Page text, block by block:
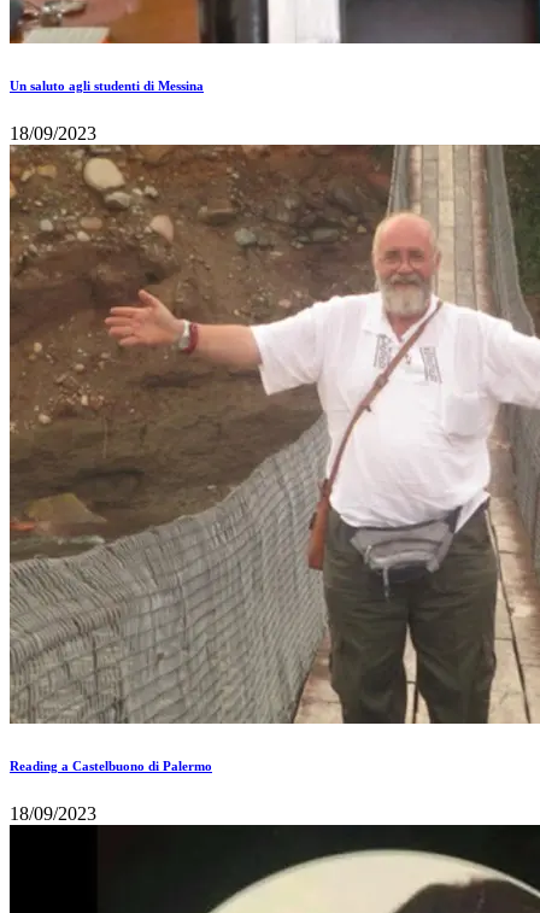
Un saluto agli studenti di Messina
18/09/2023
Reading a Castelbuono di Palermo
18/09/2023